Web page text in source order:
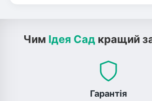
Чим Ідея Сад кращий
Гарантія